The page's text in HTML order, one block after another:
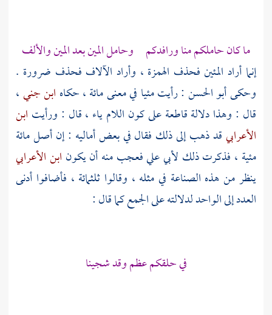
ما كان حاملكم منا ورافدكم وحامل المين بعد المين والألف
إنما أراد المئين فحذف الهمزة ، وأراد الآلاف فحذف ضرورة .
وحكىأبو الحسن : رأيت مئيا في معنى مائة ، حكاه ابن جني،
قال : وهذا دلالة قاطعة على كون اللام ياء ، قال : ورأيت ابن
الأعرابيقد ذهب إلى ذلك فقال في بعض أماليه : إن أصل مائة
مئية ، فذكرت ذلك لأبي عليفعجب منه أن يكون ابن الأعرابي
ينظر من هذه الصناعة في مثله ، وقالوا ثلثمائة ، فأضافوا أدنى
العدد إلى الواحد لدلالته على الجمع كما قال :
في حلقكم عظم وقد شجينا